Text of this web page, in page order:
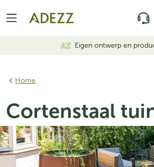
Eigen ontwerp en
Home
Cortenstaal